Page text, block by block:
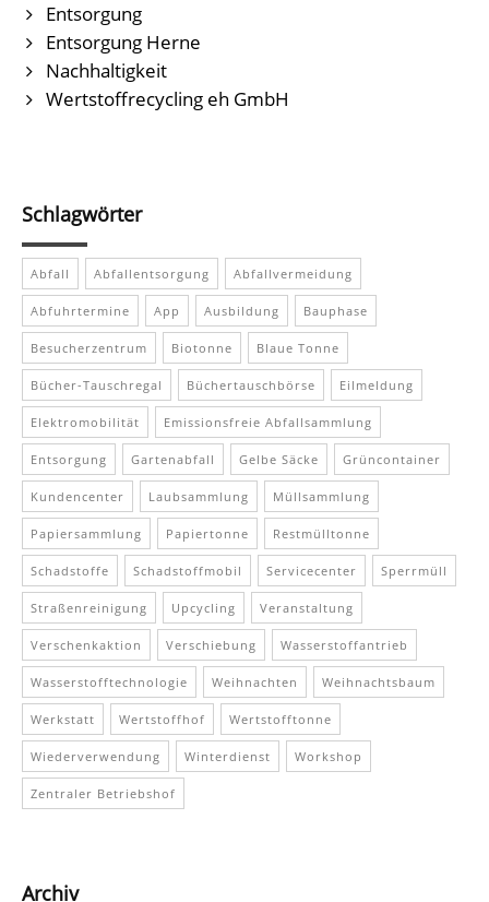
Entsorgung
Entsorgung Herne
Nachhaltigkeit
Wertstoffrecycling eh GmbH
Schlagwörter
Abfall Abfallentsorgung Abfallvermeidung
Abfuhrtermine App Ausbildung Bauphase
Besucherzentrum Biotonne Blaue Tonne
Bücher-Tauschregal Büchertauschbörse Eilmeldung
Elektromobilität Emissionsfreie Abfallsammlung
Entsorgung Gartenabfall Gelbe Säcke Grüncontainer
Kundencenter Laubsammlung Müllsammlung
Papiersammlung Papiertonne Restmülltonne
Schadstoffe Schadstoffmobil Servicecenter Sperrmüll
Straßenreinigung Upcycling Veranstaltung
Verschenkaktion Verschiebung Wasserstoffantrieb
Wasserstofftechnologie Weihnachten Weihnachtsbaum
Werkstatt Wertstoffhof Wertstofftonne
Wiederverwendung Winterdienst Workshop
Zentraler Betriebshof
Archiv